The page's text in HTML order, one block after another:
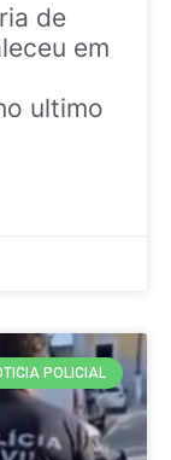
de
em
ultimo
POLICIAL